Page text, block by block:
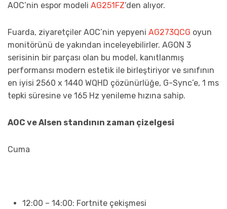
AOC’nin espor modeli AG251FZ‘den alıyor.
Fuarda, ziyaretçiler AOC’nin yepyeni AG273QCG oyun
monitörünü de yakından inceleyebilirler. AGON 3
serisinin bir parçası olan bu model, kanıtlanmış
performansı modern estetik ile birleştiriyor ve sınıfının
en iyisi 2560 x 1440 WQHD çözünürlüğe, G-Sync’e, 1 ms
tepki süresine ve 165 Hz yenileme hızına sahip.
AOC ve Alsen standının zaman çizelgesi
Cuma
12:00 – 14:00: Fortnite çekişmesi